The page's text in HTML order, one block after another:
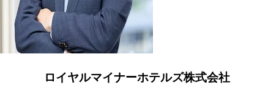
ロイヤルマイナーホテルズ株式会社